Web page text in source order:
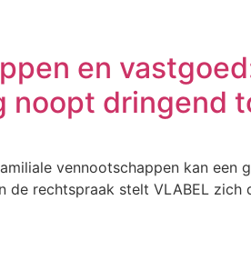
en
noopt dringend
vennootschappen kan
de rechtspraak stelt VLABEL